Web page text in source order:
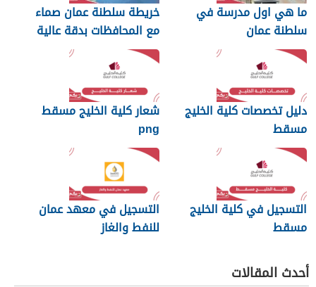
ما هي اول مدرسة في
سلطنة عمان
خريطة سلطنة عمان صماء
مع المحافظات بدقة عالية
دليل تخصصات كلية الخليج
مسقط
شعار كلية الخليج مسقط
png
التسجيل في كلية الخليج
مسقط
التسجيل في معهد عمان
للنفط والغاز
أحدث المقالات